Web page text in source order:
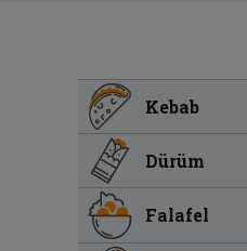
Kebab
Dürüm
Falafel